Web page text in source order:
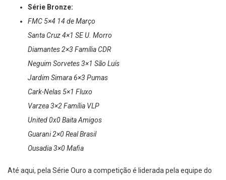
Série Bronze:
FMC 5×4 14 de Março
Santa Cruz 4×1 SE U. Morro
Diamantes 2×3 Família CDR
Neguim Sorvetes 3×1 São Luís
Jardim Simara 6×3 Pumas
Cark-Nelas 5×1 Fluxo
Varzea 3×2 Família VLP
United 0x0 Baita Amigos
Guarani 2×0 Real Brasil
Ousadia 3×0 Mafia
Até aqui, pela Série Ouro a competição é liderada pela equipe do